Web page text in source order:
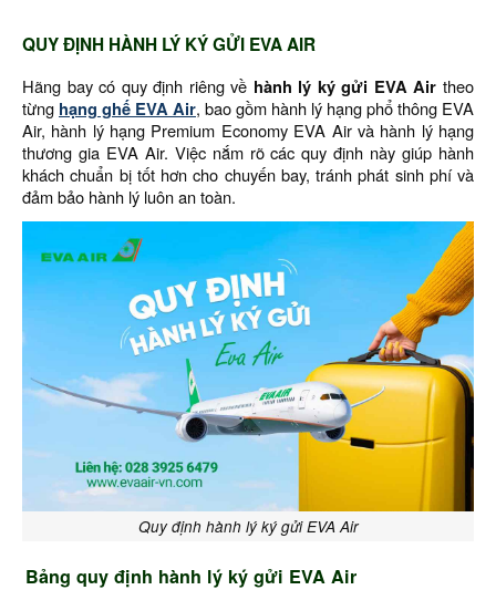
QUY ĐỊNH HÀNH LÝ KÝ GỬI EVA AIR
Hãng bay có quy định riêng về hành lý ký gửi EVA Airtheo
từng hạng ghế EVA Air, bao gồm hành lý hạng phổ thông EVA
Air, hành lý hạng Premium Economy EVA Air và hành lý hạng
thương gia EVA Air. Việc nắm rõ các quy định này giúp hành
khách chuẩn bị tốt hơn cho chuyến bay, tránh phát sinh phí và
đảm bảo hành lý luôn an toàn.
Quy định hành lý ký gửi EVA Air
Bảng quy định hành lý ký gửi EVA Air